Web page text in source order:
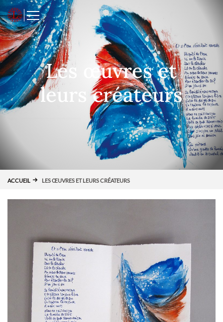
L
Les œuvres et
leurs créateurs
ACCUEIL LES ŒUVRES ET LEURS CRÉATEURS
Panneau de gestion des cookies